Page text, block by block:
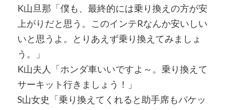
K山旦那「僕も、最終的には乗り換えの方が安
上がりだと思う。このインテRなんか安いしい
いと思うよ。とりあえず乗り換えてみましょ
う。」
K山夫人「ホンダ車いいですよ～。乗り換えて
サーキット行きましょう！」
S山女史「乗り換えてくれると助手席もバケッ